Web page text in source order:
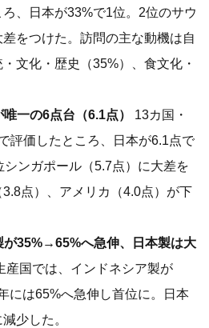
、日本が33%で1位。2位のサウ
をつけた。訪問の主な動機は自
文化・歴史（35%）、食文化・
一の6点台（6.1点）
13カ国・
評価したところ、日本が6.1点で
ンガポール（5.7点）に大差を
点）、アメリカ（4.0点）が下
が35%→65%へ急伸、日本製は大
国では、インドネシア製が
には65%へ急伸し首位に。日本
少した。